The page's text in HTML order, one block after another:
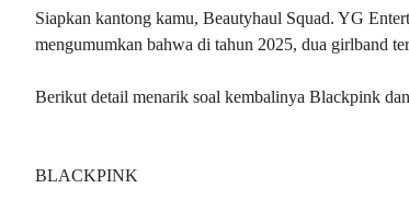
Siapkan kantong kamu, Beautyhaul Squad. YG
mengumumkan bahwa di tahun 2025, dua girlband
Berikut detail menarik soal kembalinya Blackpink
BLACKPINK